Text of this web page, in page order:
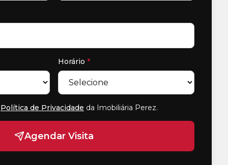
Horário *
Política de Privacidade da Imobiliária Perez.
Agendar Visita